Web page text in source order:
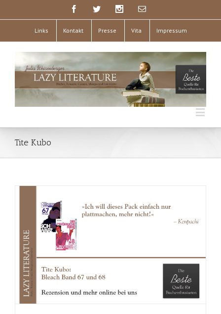
Links Kontakt Presse Vita Impressum
Tite Kubo